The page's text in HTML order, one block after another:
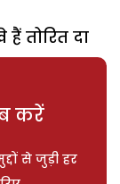
तोरित दा
करें
से जुड़ी हर